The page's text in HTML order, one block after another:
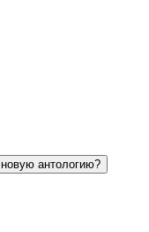
антологию?